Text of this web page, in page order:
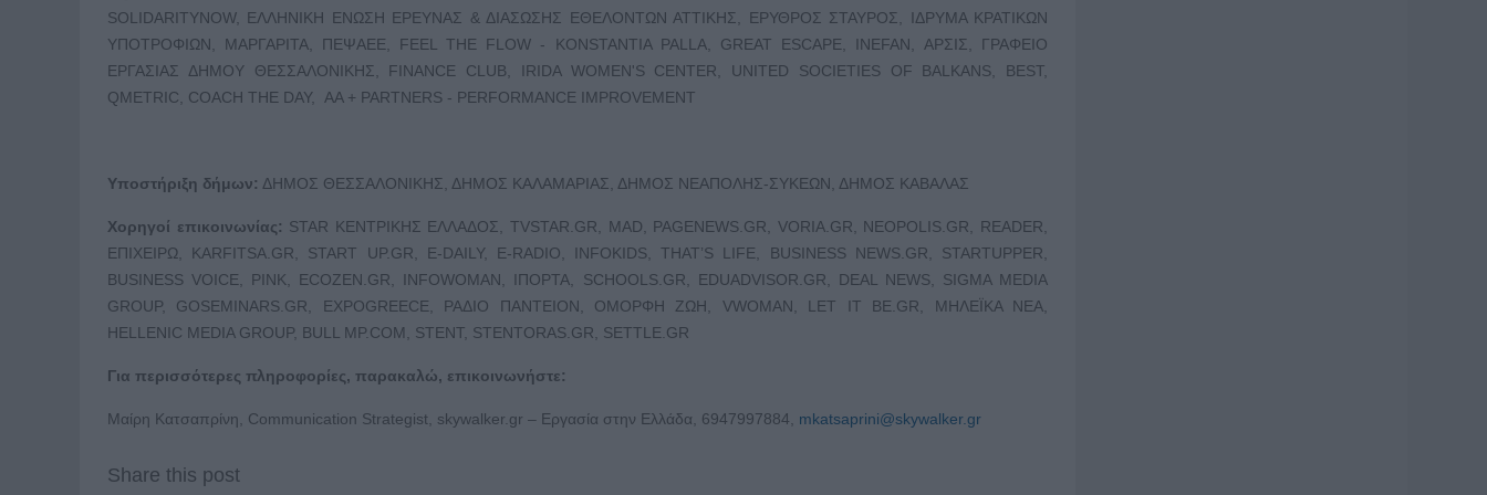
SOLIDARITYNOW, ΕΛΛΗΝΙΚΗ EΝΩΣΗ ΕΡΕΥΝΑΣ & ΔΙΑΣΩΣΗΣ ΕΘΕΛΟΝΤΩΝ ΑΤΤΙΚΗΣ, ΕΡΥΘΡΟΣ ΣΤΑΥΡΟΣ, ΙΔΡΥΜΑ ΚΡΑΤΙΚΩΝ
ΥΠΟΤΡΟΦΙΩΝ, ΜΑΡΓΑΡΙΤΑ, ΠΕΨΑΕΕ, FEEL THE FLOW - KONSTANTIA PALLA, GREAT ESCAPE, INEFAN, ΑΡΣΙΣ, ΓΡΑΦΕΙΟ
ΕΡΓΑΣΙΑΣ ΔΗΜΟΥ ΘΕΣΣΑΛΟΝΙΚΗΣ, FINANCE CLUB, IRIDA WOMEN'S CENTER, UNITED SOCIETIES OF BALKANS, BEST,
QMETRIC, COACH THE DAY, AA + PARTNERS - PERFORMANCE IMPROVEMENT
Υποστήριξη δήμων: ΔΗΜΟΣ ΘΕΣΣΑΛΟΝΙΚΗΣ, ΔΗΜΟΣ ΚΑΛΑΜΑΡΙΑΣ, ΔΗΜΟΣ ΝΕΑΠΟΛΗΣ-ΣΥΚΕΩΝ, ΔΗΜΟΣ ΚΑΒΑΛΑΣ
Χορηγοί επικοινωνίας: STAR ΚΕΝΤΡΙΚΗΣ ΕΛΛΑΔΟΣ, TVSTAR.GR, MAD, PAGENEWS.GR, VORIA.GR, NEOPOLIS.GR, READER,
ΕΠΙΧΕΙΡΩ, KARFITSA.GR, START UP.GR, E-DAILY, E-RADIO, INFOKIDS, THAT’S LIFE, BUSINESS NEWS.GR, STARTUPPER,
BUSINESS VOICE, PINK, ECOZEN.GR, INFOWOMAN, IΠΟΡΤΑ, SCHOOLS.GR, EDUADVISOR.GR, DEAL NEWS, SIGMA MEDIA
GROUP, GOSEMINARS.GR, EXPOGREECE, ΡΑΔΙΟ ΠΑΝΤΕΙΟΝ, ΟΜΟΡΦΗ ΖΩΗ, VWOMAN, LET IT BE.GR, ΜΗΛΕΪΚΑ ΝΕΑ,
HELLENIC MEDIA GROUP, BULL MP.COM, STENT, STENTORAS.GR, SETTLE.GR
Για περισσότερες πληροφορίες, παρακαλώ, επικοινωνήστε:
Μαίρη Κατσαπρίνη, Communication Strategist, skywalker.gr – Εργασία στην Ελλάδα, 6947997884, mkatsaprini@skywalker.gr
Share this post